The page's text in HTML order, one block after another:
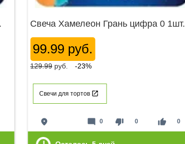
Свеча Хамелеон Грань цифра 0 1шт.
99.99 руб.
129.99 руб. -23%
Свечи для тортов
place thumb_down 0 thumb_up 0
mode_comment 0